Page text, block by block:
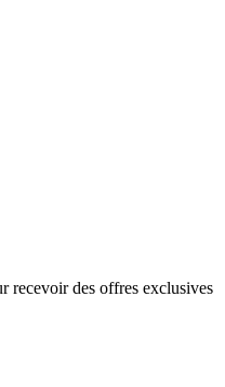
recevoir des offres exclusives